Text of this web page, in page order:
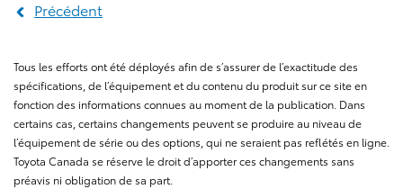
Précédent
Tous les efforts ont été déployés afin de s’assurer de l’exactitude des
spécifications, de l’équipement et du contenu du produit sur ce site en
fonction des informations connues au moment de la publication. Dans
certains cas, certains changements peuvent se produire au niveau de
l’équipement de série ou des options, qui ne seraient pas reflétés en ligne.
Toyota Canada se réserve le droit d’apporter ces changements sans
préavis ni obligation de sa part.